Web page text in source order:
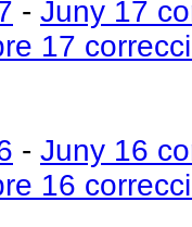
- Juny 17
17
- Juny 16
16